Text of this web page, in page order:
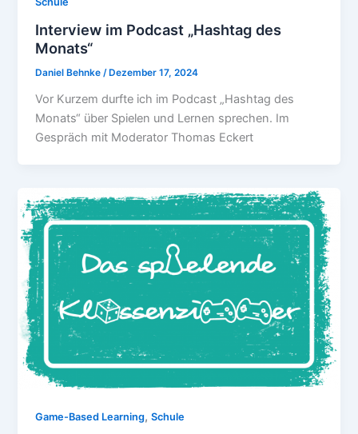
Interview im Podcast „Hashtag des
Monats“
Daniel Behnke/ Dezember 17, 2024
Vor Kurzem durfte ich im Podcast „Hashtag des
Monats“ über Spielen und Lernen sprechen. Im
Gespräch mit Moderator Thomas Eckert
Game-Based Learning,Schule